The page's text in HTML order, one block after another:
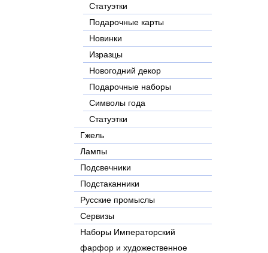
Статуэтки
Подарочные карты
Новинки
Изразцы
Новогодний декор
Подарочные наборы
Символы года
Статуэтки
Гжель
Лампы
Подсвечники
Подстаканники
Русские промыслы
Сервизы
Наборы Императорский
фарфор и художественное